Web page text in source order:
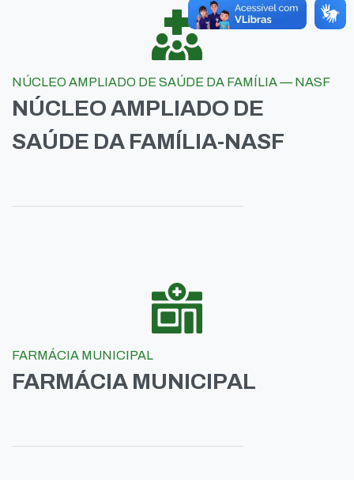
NÚCLEO AMPLIADO DE SAÚDE DA FAMÍLIA — NASF
NÚCLEO AMPLIADO DE
SAÚDE DA FAMÍLIA-NASF
FARMÁCIA MUNICIPAL
FARMÁCIA MUNICIPAL